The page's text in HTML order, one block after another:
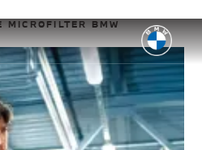
MICROFILTER BMW